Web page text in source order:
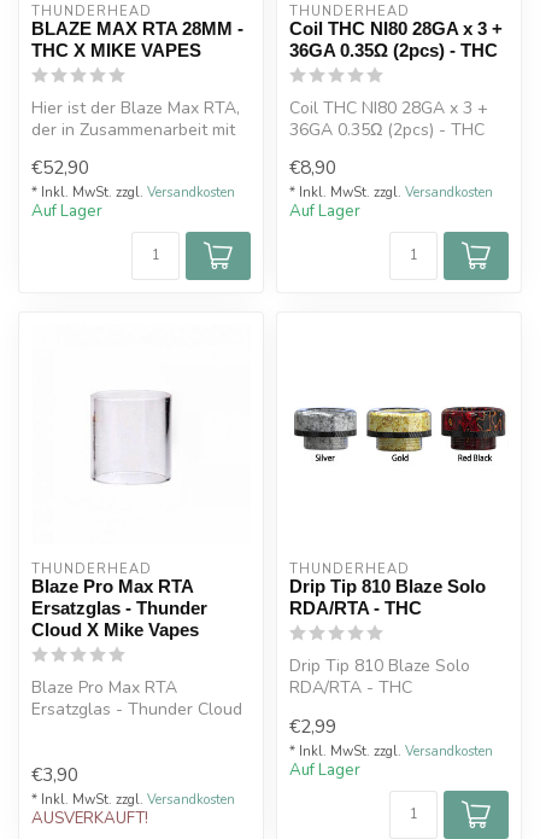
THUNDERHEAD
BLAZE MAX RTA 28MM -
THC X MIKE VAPES
Hier ist der Blaze Max RTA,
der in Zusammenarbeit mit
entwic...
€52,90
* Inkl. MwSt. zzgl. Versandkosten
Auf Lager
THUNDERHEAD
Coil THC NI80 28GA x 3 +
36GA 0.35Ω (2pcs) - THC
Coil THC NI80 28GA x 3 +
36GA 0.35Ω (2pcs) - THC
€8,90
* Inkl. MwSt. zzgl. Versandkosten
Auf Lager
THUNDERHEAD
Blaze Pro Max RTA
Ersatzglas - Thunder
Cloud X Mike Vapes
Blaze Pro Max RTA
Ersatzglas - Thunder Cloud
€3,90
* Inkl. MwSt. zzgl. Versandkosten
AUSVERKAUFT!
THUNDERHEAD
Drip Tip 810 Blaze Solo
RDA/RTA - THC
Drip Tip 810 Blaze Solo
RDA/RTA - THC
€2,99
* Inkl. MwSt. zzgl. Versandkosten
Auf Lager